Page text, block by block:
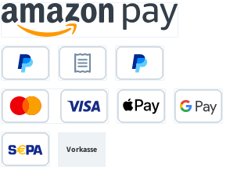
Vorkasse
Amazon Pay
PayPal RechnungskaufSpäter Bezahlen
Kredit- oder Debitkarte